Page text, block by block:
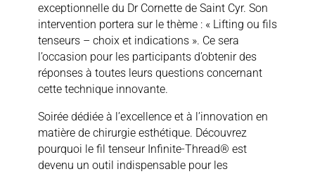
exceptionnelle du Dr Cornette de Saint Cyr. Son
intervention portera sur le thème : « Lifting ou fils
tenseurs – choix et indications ». Ce sera
l’occasion pour les participants d’obtenir des
réponses à toutes leurs questions concernant
cette technique innovante.
Soirée dédiée à l’excellence et à l’innovation en
matière de chirurgie esthétique. Découvrez
pourquoi le fil tenseur Infinite-Thread® est
devenu un outil indispensable pour les